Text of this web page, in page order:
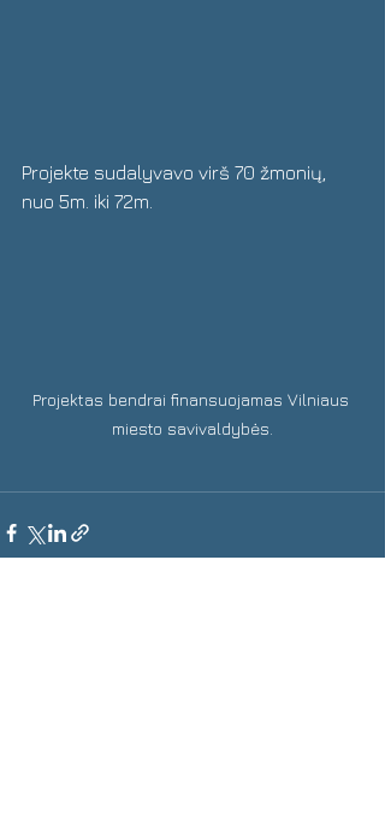
Projekte sudalyvavo virš 70 žmonių,
nuo 5m. iki 72m.
Projektas bendrai finansuojamas Vilniaus
miesto savivaldybės.